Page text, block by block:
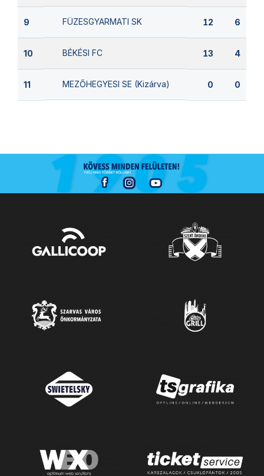
9 FÜZESGYARMATI SK 12 6
10 BÉKÉSI FC 13 4
11 MEZŐHEGYESI SE (Kizárva) 0 0